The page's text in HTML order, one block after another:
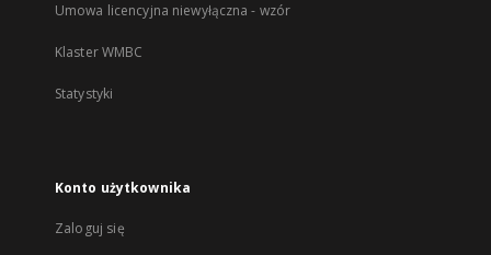
Umowa licencyjna niewyłączna - wzór
Klaster WMBC
Statystyki
Konto użytkownika
Zaloguj się